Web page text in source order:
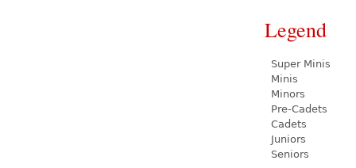
Legend
Super Minis
Minis
Minors
Pre-Cadets
Cadets
Juniors
Seniors